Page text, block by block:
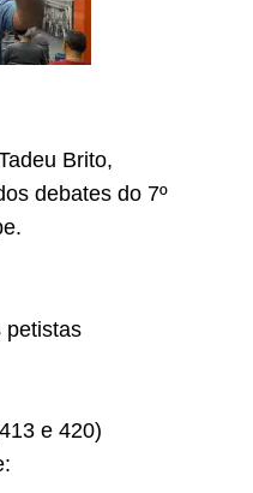
Brito,
debates do 7º
petistas
e 420)